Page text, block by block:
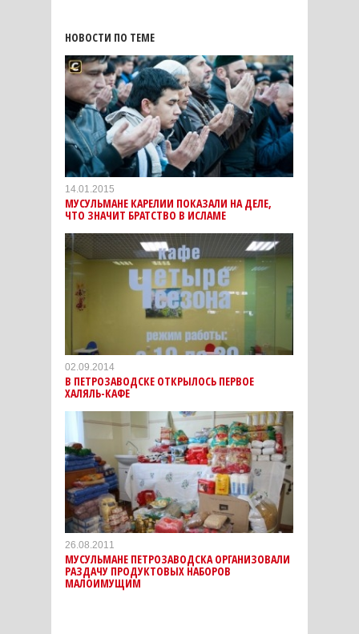
НОВОСТИ ПО ТЕМЕ
14.01.2015
МУСУЛЬМАНЕ КАРЕЛИИ ПОКАЗАЛИ НА ДЕЛЕ,
ЧТО ЗНАЧИТ БРАТСТВО В ИСЛАМЕ
02.09.2014
В ПЕТРОЗАВОДСКЕ ОТКРЫЛОСЬ ПЕРВОЕ
ХАЛЯЛЬ-КАФЕ
26.08.2011
МУСУЛЬМАНЕ ПЕТРОЗАВОДСКА ОРГАНИЗОВАЛИ
РАЗДАЧУ ПРОДУКТОВЫХ НАБОРОВ
МАЛОИМУЩИМ